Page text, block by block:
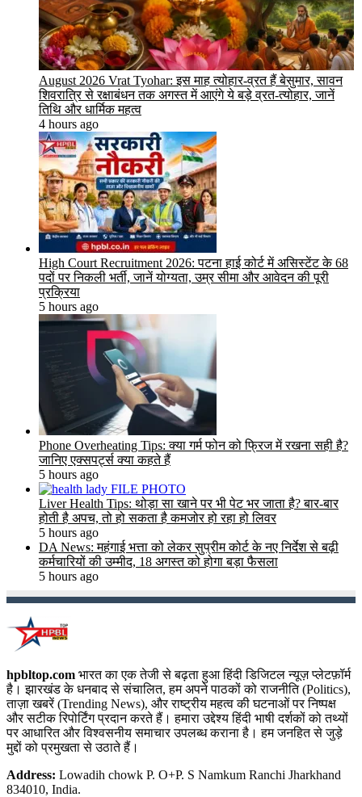
August 2026 Vrat Tyohar: इस माह त्योहार-व्रत हैं बेसुमार, सावन
शिवरात्रि से रक्षाबंधन तक अगस्त में आएंगे ये बड़े व्रत-त्योहार, जानें
तिथि और धार्मिक महत्व
4 hours ago
High Court Recruitment 2026: पटना हाई कोर्ट में असिस्टेंट के 68
पदों पर निकली भर्ती, जानें योग्यता, उम्र सीमा और आवेदन की पूरी
प्रक्रिया
5 hours ago
Phone Overheating Tips: क्या गर्म फोन को फ्रिज में रखना सही है?
जानिए एक्सपर्ट्स क्या कहते हैं
5 hours ago
Liver Health Tips: थोड़ा सा खाने पर भी पेट भर जाता है? बार-बार
होती है अपच, तो हो सकता है कमजोर हो रहा हो लिवर
5 hours ago
DA News: महंगाई भत्ता को लेकर सुप्रीम कोर्ट के नए निर्देश से बढ़ी
कर्मचारियों की उम्मीद, 18 अगस्त को होगा बड़ा फैसला
5 hours ago
hpbltop.com भारत का एक तेजी से बढ़ता हुआ हिंदी डिजिटल न्यूज़ प्लेटफ़ॉर्म
है। झारखंड के धनबाद से संचालित, हम अपने पाठकों को राजनीति (Politics),
ताज़ा खबरें (Trending News), और राष्ट्रीय महत्व की घटनाओं पर निष्पक्ष
और सटीक रिपोर्टिंग प्रदान करते हैं। हमारा उद्देश्य हिंदी भाषी दर्शकों को तथ्यों
पर आधारित और विश्वसनीय समाचार उपलब्ध कराना है। हम जनहित से जुड़े
मुद्दों को प्रमुखता से उठाते हैं।
Address: Lowadih chowk P. O+P. S Namkum Ranchi Jharkhand
834010, India.